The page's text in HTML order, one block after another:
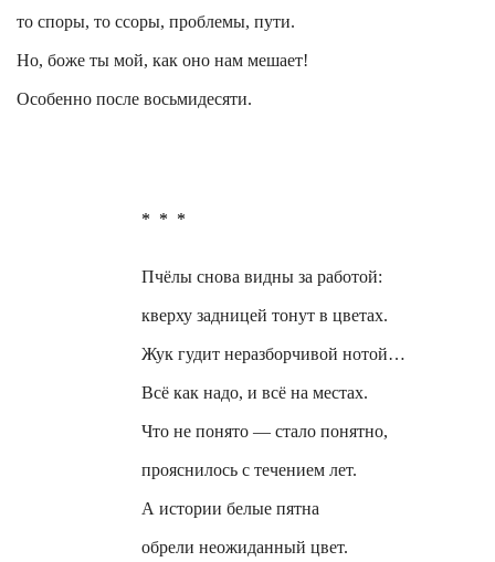
то споры, то ссоры, проблемы, пути.
Но, боже ты мой, как оно нам мешает!
Особенно после восьмидесяти.
* * *
Пчёлы снова видны за работой:
кверху задницей тонут в цветах.
Жук гудит неразборчивой нотой…
Всё как надо, и всё на местах.
Что не понято — стало понятно,
прояснилось с течением лет.
А истории белые пятна
обрели неожиданный цвет.